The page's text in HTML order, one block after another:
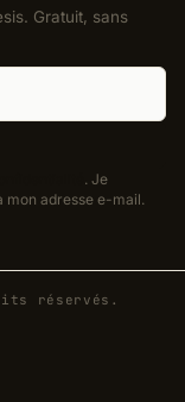
Gratuit, sans
. Je
mon adresse e-mail.
réservés.